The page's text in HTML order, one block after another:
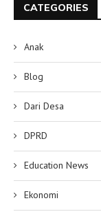
CATEGORIES
Anak
Blog
Dari Desa
DPRD
Education News
Ekonomi